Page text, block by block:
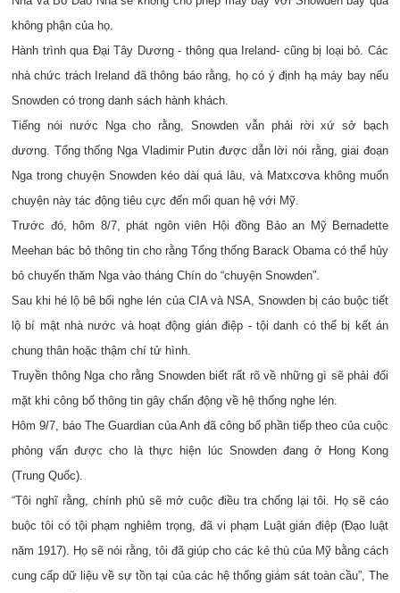
không phận của họ.
Hành trình qua Đại Tây Dương - thông qua Ireland- cũng bị loại bỏ. Các
nhà chức trách Ireland đã thông báo rằng, họ có ý định hạ máy bay nếu
Snowden có trong danh sách hành khách.
Tiếng nói nước Nga cho rằng, Snowden vẫn phải rời xứ sở bạch
dương. Tổng thống Nga Vladimir Putin được dẫn lời nói rằng, giai đoạn
Nga trong chuyện Snowden kéo dài quá lâu, và Matxcơva không muốn
chuyện này tác động tiêu cực đến mối quan hệ với Mỹ.
Trước đó, hôm 8/7, phát ngôn viên Hội đồng Bảo an Mỹ Bernadette
Meehan bác bỏ thông tin cho rằng Tổng thống Barack Obama có thể hủy
bỏ chuyến thăm Nga vào tháng Chín do “chuyện Snowden”.
Sau khi hé lộ bê bối nghe lén của CIA và NSA, Snowden bị cáo buộc tiết
lộ bí mật nhà nước và hoạt động gián điệp - tội danh có thể bị kết án
chung thân hoặc thậm chí tử hình.
Truyền thông Nga cho rằng Snowden biết rất rõ về những gì sẽ phải đối
mặt khi công bố thông tin gây chấn động về hệ thống nghe lén.
Hôm 9/7, báo The Guardian của Anh đã công bố phần tiếp theo của cuộc
phỏng vấn được cho là thực hiện lúc Snowden đang ở Hong Kong
(Trung Quốc).
“Tôi nghĩ rằng, chính phủ sẽ mở cuộc điều tra chống lại tôi. Họ sẽ cáo
buộc tôi có tội phạm nghiêm trọng, đã vi phạm Luật gián điệp (Đạo luật
năm 1917). Họ sẽ nói rằng, tôi đã giúp cho các kẻ thù của Mỹ bằng cách
cung cấp dữ liệu về sự tồn tại của các hệ thống giám sát toàn cầu”, The